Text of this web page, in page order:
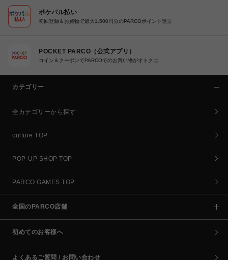
ポケパル払い
初回登録＆お買物で最大1,500円分のPARCOポイント進呈
POCKET PARCO（公式アプリ）
コイン＆クーポンでPARCOでのお買い物がオトクに
カテゴリー
全カテゴリーから探す
culture TOP
POP-UP SHOP TOP
PARCO GAMES TOP
全国のPARCO店舗
初めてのお客様へ
よくあるご質問 / お問い合わせ